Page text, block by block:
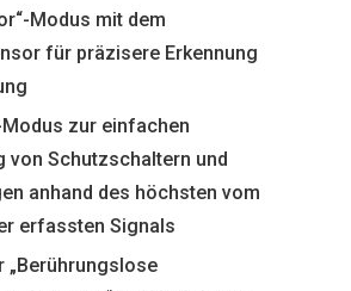
Modus mit dem
für präzisere Erkennung
Modus zur einfachen
von Schutzschaltern und
anhand des höchsten vom
erfassten Signals
„Berührungslose